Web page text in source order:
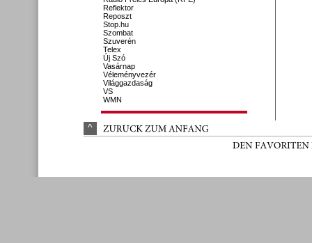
Reflektor
Reposzt
Stop.hu
Szombat
Szuverén
Telex
Új Szó
Vasárnap
Véleményvezér
Világgazdaság
VS
WMN
^ ZURÜCK ZUM ANFANG
DEN FAVORITEN